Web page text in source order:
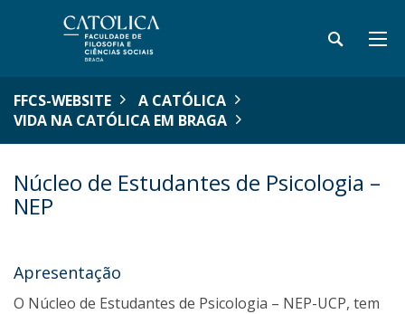
FFCS-WEBSITE
A CATÓLICA
VIDA NA CATÓLICA EM BRAGA
Núcleo de Estudantes de Psicologia –
NEP
Apresentação
O Núcleo de Estudantes de Psicologia – NEP-UCP, tem